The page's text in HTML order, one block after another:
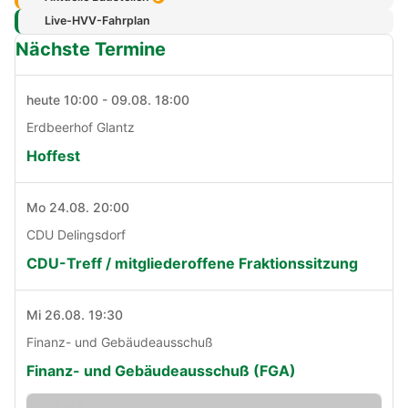
Live-HVV-Fahrplan
Nächste Termine
heute 10:00 - 09.08. 18:00
Erdbeerhof Glantz
Hoffest
Mo 24.08. 20:00
CDU Delingsdorf
CDU-Treff / mitgliederoffene Fraktionssitzung
Mi 26.08. 19:30
Finanz- und Gebäudeausschuß
Finanz- und Gebäudeausschuß (FGA)